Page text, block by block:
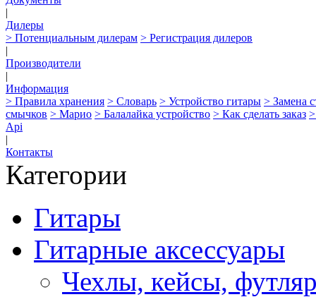
|
Дилеры
> Потенциальным дилерам > Регистрация дилеров
|
Производители
|
Информация
> Правила хранения > Словарь > Устройство гитары > Замена
смычков > Марио > Балалайка устройство > Как сделать заказ
Api
|
Контакты
Категории
Гитары
Гитарные аксессуары
Чехлы, кейсы,